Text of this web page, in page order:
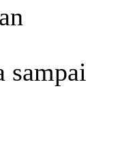
sampai